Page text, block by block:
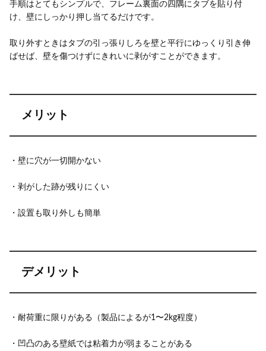
手順はとてもシンプルで、フレーム裏面の四隅にタブを貼り付
け、壁にしっかり押し当てるだけです。
取り外すときはタブの引っ張りしろを壁と平行にゆっくり引き伸
ばせば、壁を傷つけずにきれいに剥がすことができます。
メリット
・壁に穴が一切開かない
・剥がした跡が残りにくい
・設置も取り外しも簡単
デメリット
・耐荷重に限りがある（製品によるが1〜2kg程度）
・凹凸のある壁紙では粘着力が弱まることがある